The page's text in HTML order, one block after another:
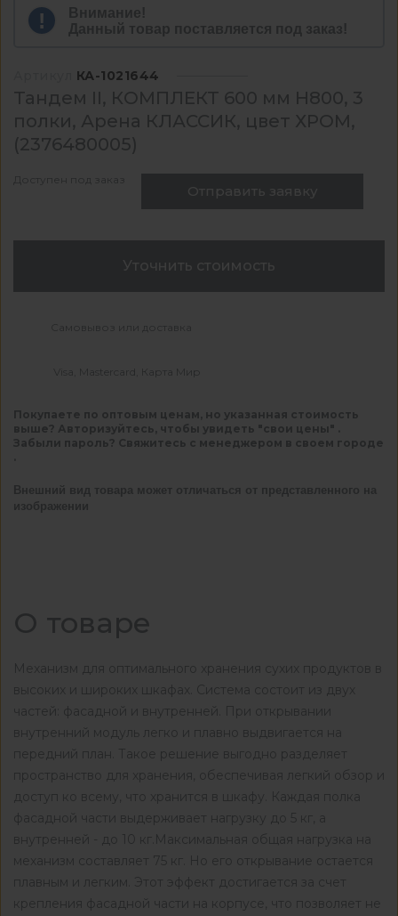
Внимание!
Данный товар поставляется под заказ!
КА-1021644
Тандем II, КОМПЛЕКТ 600 мм Н800, 3
полки, Арена КЛАССИК, цвет ХРОМ,
(2376480005)
Доступен под заказ
Отправить заявку
Уточнить стоимость
Самовывоз или доставка
Visa, Mastercard, Карта Мир
Покупаете по оптовым ценам, но указанная стоимость
выше? Авторизуйтесь, чтобы увидеть "свои цены" .
Забыли пароль? Свяжитесь с менеджером в своем городе
Внешний вид товара может отличаться от представленного на
изображении
О товаре
Механизм для оптимального хранения сухих продуктов в
высоких и широких шкафах. Система состоит из двух
частей: фасадной и внутренней. При открывании
внутренний модуль легко и плавно выдвигается на
передний план. Такое решение выгодно разделяет
пространство для хранения, обеспечивая легкий обзор и
доступ ко всему, что хранится в шкафу. Каждая полка
фасадной части выдерживает нагрузку до 5 кг, а
внутренней - до 10 кг.Максимальная общая нагрузка на
механизм составляет 75 кг. Но его открывание остается
плавным и легким. Этот эффект достигается за счет
крепления фасадной части на корпусе, что позволяет не